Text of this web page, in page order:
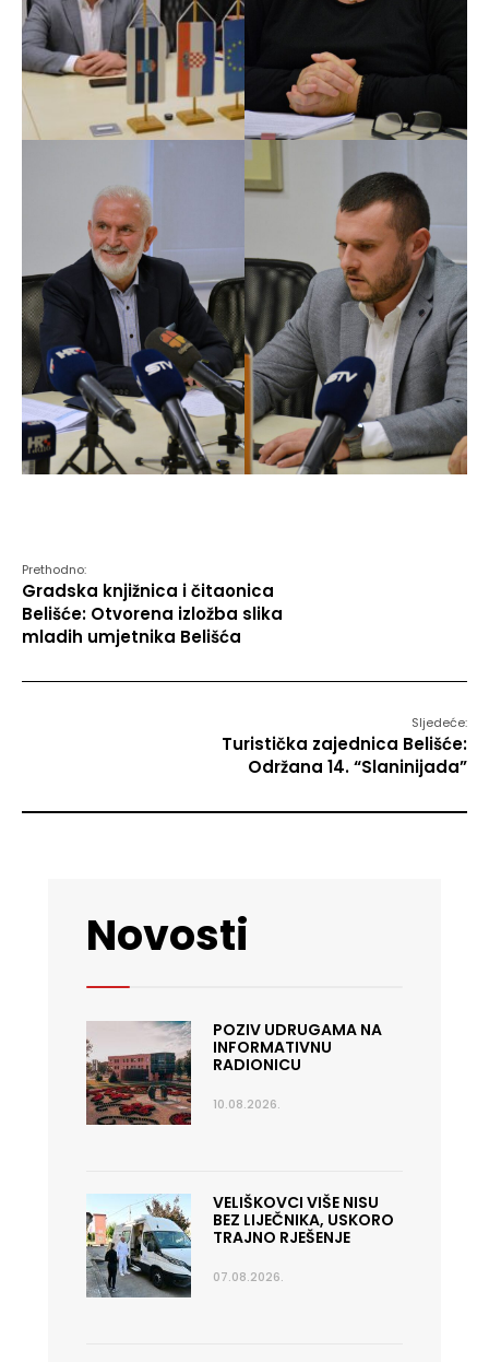
Prethodno:
Gradska knjižnica i čitaonica
Belišće: Otvorena izložba slika
mladih umjetnika Belišća
Sljedeće:
Turistička zajednica Belišće:
Održana 14. “Slaninijada”
Novosti
POZIV UDRUGAMA NA
INFORMATIVNU
RADIONICU
10.08.2026.
VELIŠKOVCI VIŠE NISU
BEZ LIJEČNIKA, USKORO
TRAJNO RJEŠENJE
07.08.2026.